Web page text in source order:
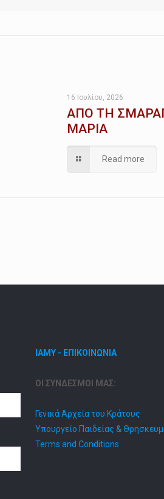
16 Ιουλίου, 2026
ΑΠΟ ΤΗ
ΜΑΡΙΑ
Read more
ΙΑΜΥ - ΕΠΙΚΟΙΝΩΝΙΑ
ΟΙ ΣΥΝΔΕΣΜΟΙ ΜΑΣ:
Γενικά Αρχεία του Κράτους
Υπουργείο Παιδείας &
Terms and Conditions